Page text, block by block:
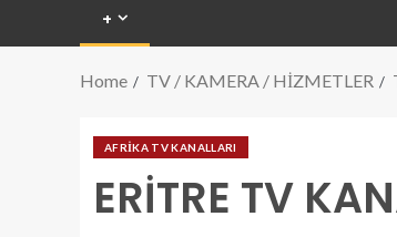
+
Home TV / KAMERA / HİZMETLER
AFRİKA TV KANALLARI
ERİTRE TV